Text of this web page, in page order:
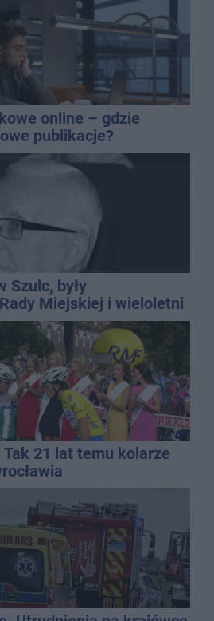
online – gdzie
publikacje?
Szulc, były
Miejskiej i wieloletni
Tak 21 lat temu kolarze